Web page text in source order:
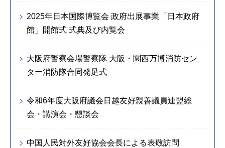
2025年日本国際博覧会 政府出展事業「日本政府
館」開館式 式典及び内覧会
大阪府警察会場警察隊 大阪・関西万博消防セン
ター消防隊合同発足式
令和6年度大阪府議会日越友好親善議員連盟総
会・講演会・懇談会
中国人民対外友好協会会長による表敬訪問